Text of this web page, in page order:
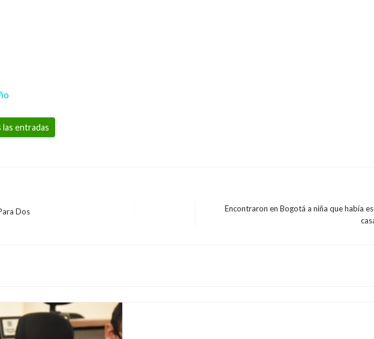
entradas
Dos
Encontraron en Bogotá a niña que había